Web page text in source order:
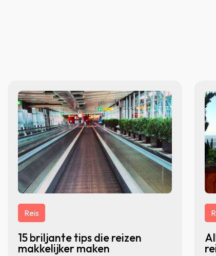
Reis
15 briljante tips die reizen
makkelijker maken